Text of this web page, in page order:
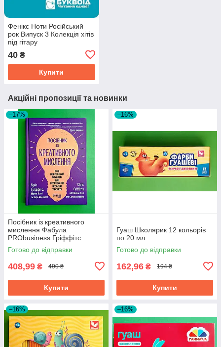
Фенікс Ноти Російський
рок Випуск 3 Колекція хітів
під гітару
40 ₴
Купити
Акційні пропозиції та новинки
–17%
Посібник із креативного
мислення Фабула
PRObusiness Гріффітс
фіолетова
Готово до відправки
408,99 ₴ 490 ₴
Купити
–16%
Гуаш Школярик 12 кольорів
по 20 мл
Готово до відправки
162,96 ₴ 194 ₴
Купити
–16% –16%